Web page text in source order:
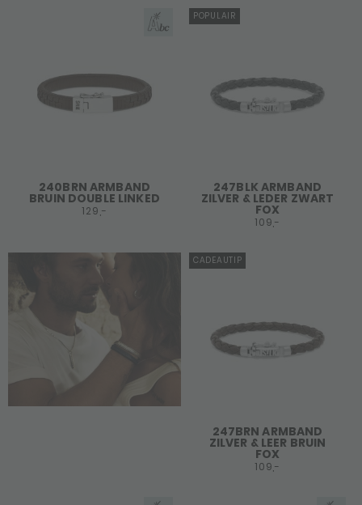
240BRN ARMBAND
BRUIN DOUBLE LINKED
129,-
POPULAIR
247BLK ARMBAND
ZILVER & LEDER ZWART
FOX
109,-
CADEAUTIP
247BRN ARMBAND
ZILVER & LEER BRUIN
FOX
109,-